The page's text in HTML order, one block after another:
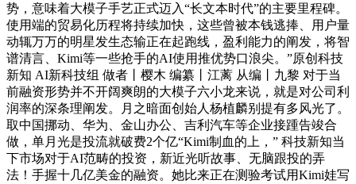
势，意味着大模子手艺正式迈入“长文本时代”的主要里程碑。
使用端的贸易化历程将持续加快，这些曾被本钱逃捧、用户量
动辄万万的明星发生态输正在起跑线，盈利能力的阐发，将智
谱清言、Kimi等一些抢手的AI使用推优势口浪尖。”原创科技
新知 AI新科技组 做者丨樱木 编纂丨江蓠 从编丨九黎 对于当
前融资形势并不开阔爽朗的大模子六小龙来说，就是对公司利
润率的深条理阐发。月之暗面创始人杨植麟别提有多风光了。
取中国挪动、华为、金山办公、吉利汽车等企业接踵告竣合
做，单月光是投流就破费2个亿“Kimi制血的上，” 科技新知当
下市场对于AI范畴的投资，新近光听故事、无脑跟投的弄
法！手握十几亿美金的融资。她比来正在测验考试用Kimi娃写